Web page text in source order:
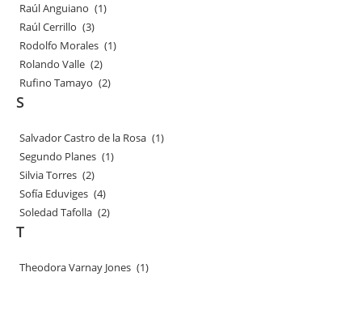
Raúl Anguiano (1)
Raúl Cerrillo (3)
Rodolfo Morales (1)
Rolando Valle (2)
Rufino Tamayo (2)
S
Salvador Castro de la Rosa (1)
Segundo Planes (1)
Silvia Torres (2)
Sofía Eduviges (4)
Soledad Tafolla (2)
T
Theodora Varnay Jones (1)